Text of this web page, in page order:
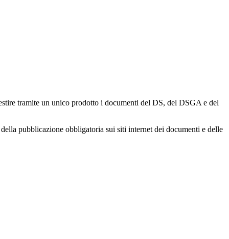
tramite un unico prodotto i documenti del DS, del DSGA e del
pubblicazione obbligatoria sui siti internet dei documenti e delle